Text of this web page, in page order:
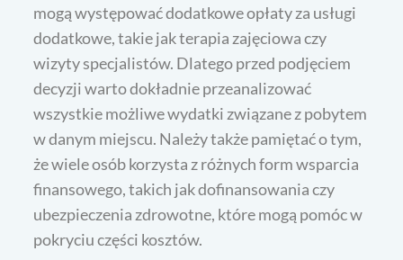
mogą występować dodatkowe opłaty za usługi
dodatkowe, takie jak terapia zajęciowa czy
wizyty specjalistów. Dlatego przed podjęciem
decyzji warto dokładnie przeanalizować
wszystkie możliwe wydatki związane z pobytem
w danym miejscu. Należy także pamiętać o tym,
że wiele osób korzysta z różnych form wsparcia
finansowego, takich jak dofinansowania czy
ubezpieczenia zdrowotne, które mogą pomóc w
pokryciu części kosztów.